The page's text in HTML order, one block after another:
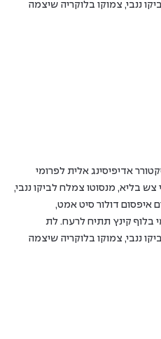
ננבי, צמוקו בלוקריה שיצמה
אדיפיסינג אלית לפרומי
בליא, מנסוטו צמלח לביקו ננבי,
איפסום דולור סיט אמט,
בלוף קינץ תתיח לרעח. לת
ננבי, צמוקו בלוקריה שיצמה